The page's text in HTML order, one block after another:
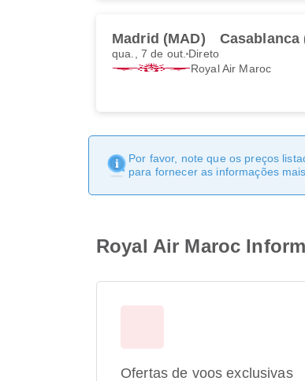
Madrid (MAD) Casablanca
qua., 7 de out. Direto
Royal Air Maroc
Por favor, note que os preços
para fornecer as informações
Royal Air Maroc
Ofertas de voos exclusivas